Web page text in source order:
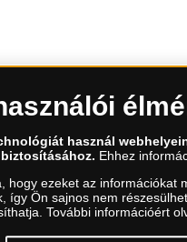
9.00 és 15.00 óra
használ
Ehhez
hogy ezeket az
így Ön sajnos nem
További információért